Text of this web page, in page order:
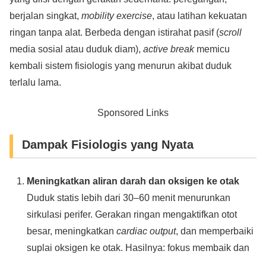
berjalan singkat, mobility exercise, atau latihan kekuatan
ringan tanpa alat. Berbeda dengan istirahat pasif (scroll
media sosial atau duduk diam), active breakmemicu
kembali sistem fisiologis yang menurun akibat duduk
terlalu lama.
Sponsored Links
Dampak Fisiologis yang Nyata
Meningkatkan aliran darah dan oksigen ke otak
Duduk statis lebih dari 30–60 menit menurunkan
sirkulasi perifer. Gerakan ringan mengaktifkan otot
besar, meningkatkancardiac output, dan memperbaiki
suplai oksigen ke otak. Hasilnya: fokus membaik dan